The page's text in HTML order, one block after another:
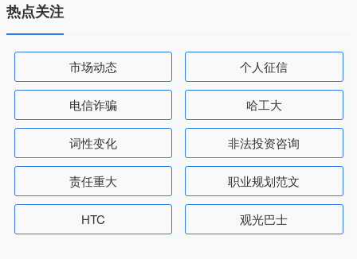
热点关注
市场动态 个人征信
电信诈骗 哈工大
词性变化 非法投资咨询
责任重大 职业规划范文
HTC 观光巴士